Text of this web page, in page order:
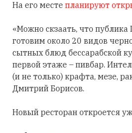
На его месте планируют
«Можно скзаать, что
готовим около 20 видов
сытных блюд бессарабской
первой этаже – пивбар.
(и не только) крафта, мезе,
Дмитрий Борисов.
Новый ресторан откроется